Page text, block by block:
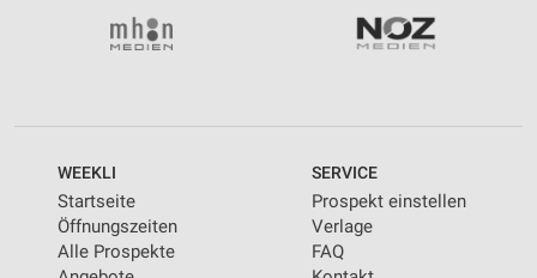
WEEKLI
Startseite
Öffnungszeiten
Alle Prospekte
SERVICE
Prospekt einstellen
Verlage
FAQ